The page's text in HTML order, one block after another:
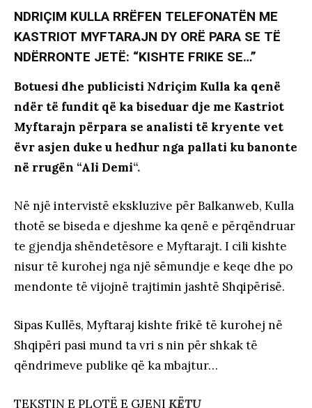
NDRIÇIM KULLA RRËFEN TELEFONATËN ME
KASTRIOT MYFTARAJN DY ORË PARA SE TË
NDËRRONTE JETË: “KISHTE FRIKE SE…”
Botuesi dhe publicisti Ndriçim Kulla ka qenë
ndër të fundit që ka biseduar dje me Kastriot
Myftarajn përpara se analisti të kryente vet
ëvr asjen duke u hedhur nga pallati ku banonte
në rrugën “Ali Demi“.
Në një intervistë ekskluzive për Balkanweb, Kulla
thotë se biseda e djeshme ka qenë e përqëndruar
te gjendja shëndetësore e Myftarajt. I cili kishte
nisur të kurohej nga një sëmundje e keqe dhe po
mendonte të vijojnë trajtimin jashtë Shqipërisë.
Sipas Kullës, Myftaraj kishte frikë të kurohej në
Shqipëri pasi mund ta vri s nin për shkak të
qëndrimeve publike që ka mbajtur…
TEKSTIN E PLOTË E GJENI KËTU